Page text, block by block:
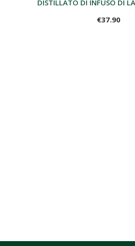
DISTILLATO DI INFUSO DI
€37.90